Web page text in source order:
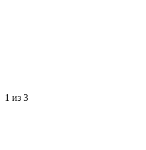
1 из 3